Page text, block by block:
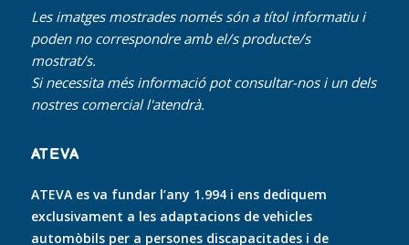
Les imatges mostrades només són a títol informatiu i
poden no correspondre amb el/s producte/s
mostrat/s.
Si necessita més informació pot consultar-nos i un dels
nostres comercial l'atendrà.
ATEVA
ATEVA es va fundar l’any 1.994 i ens dediquem
exclusivament a les adaptacions de vehicles
automòbils per a persones discapacitades i de